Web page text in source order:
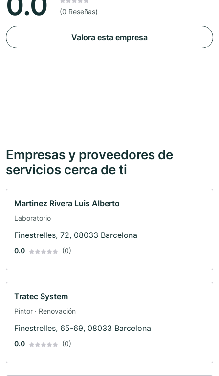
(0 Reseñas)
Valora esta empresa
Empresas y proveedores de
servicios cerca de ti
Martinez Rivera Luis Alberto
Laboratorio
Finestrelles, 72, 08033 Barcelona
0.0 (0)
Tratec System
Pintor · Renovación
Finestrelles, 65-69, 08033 Barcelona
0.0 (0)